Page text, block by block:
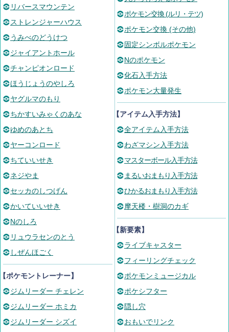
リバースマウンテン
ストレンジャーハウス
うみべのどうけつ
ジャイアントホール
チャンピオンロード
ほうじょうのやしろ
ヤグルマのもり
ちかすいみゃくのあな
ゆめのあとち
ヤーコンロード
ちていいせき
ネジやま
セッカのしつげん
かいていいせき
Nのしろ
リュウラセンのとう
しぜんほごく
ポケモントレーナー】
ジムリーダー チェレン
ジムリーダー ホミカ
ジムリーダー シズイ
ポケモン交換 (ルリ・テツ)
ポケモン交換 (その他)
固定シンボルポケモン
Nのポケモン
化石入手方法
ポケモン大量発生
【アイテム入手方法】
全アイテム入手方法
わざマシン入手方法
マスターボール入手方法
まるいおまもり入手方法
ひかるおまもり入手方法
摩天楼・樹洞のカギ
【新要素】
ライブキャスター
フィーリングチェック
ポケモンミュージカル
ポケシフター
隠し穴
おもいでリンク